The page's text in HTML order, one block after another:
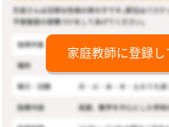
家庭教師に登録し